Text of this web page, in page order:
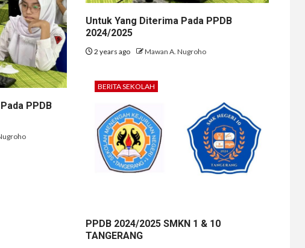
PPDB
Untuk Yang Diterima Pada PPDB
2024/2025
2 years ago Mawan A. Nugroho
BERITA SEKOLAH
PPDB 2024/2025 SMKN 1 & 10
TANGERANG